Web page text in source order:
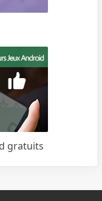
gratuits